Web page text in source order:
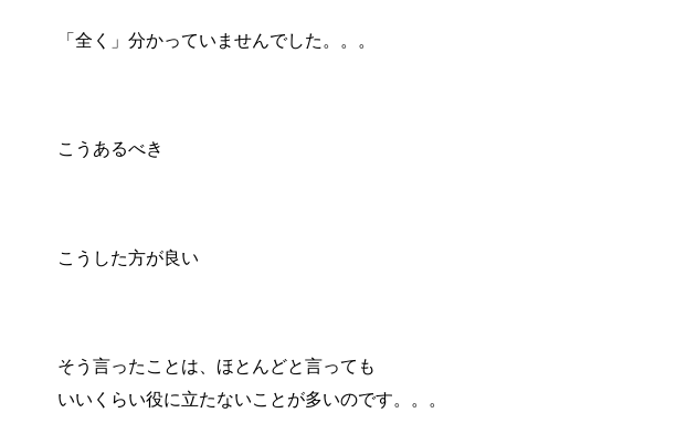
「全く」分かっていませんでした。。。
こうあるべき
こうした方が良い
そう言ったことは、ほとんどと言っても
いいくらい役に立たないことが多いのです。。。